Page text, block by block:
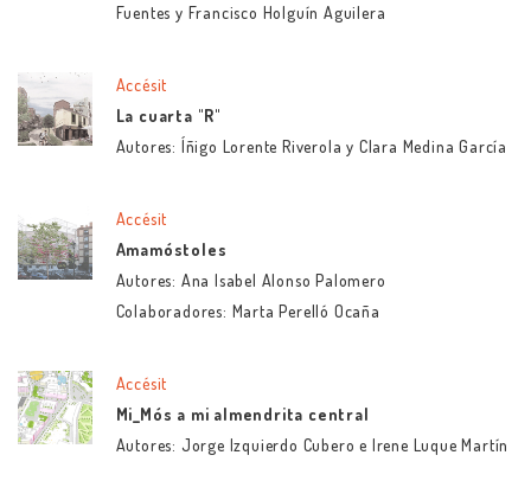
Fuentes y Francisco Holguín Aguilera
Accésit
La cuarta "R"
Autores: Íñigo Lorente Riverola y Clara Medina García
Accésit
Amamóstoles
Autores: Ana Isabel Alonso Palomero
Colaboradores: Marta Perelló Ocaña
Accésit
Mi_Mós a mi almendrita central
Autores: Jorge Izquierdo Cubero e Irene Luque Martín